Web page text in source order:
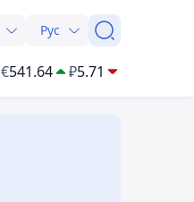
Рус
€541.64 ₽5.71